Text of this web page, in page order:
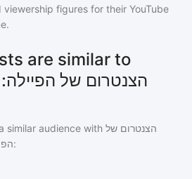
viewership figures for their YouTube
are similar to
הצנטרום של
similar audience with הצנטרום של
: